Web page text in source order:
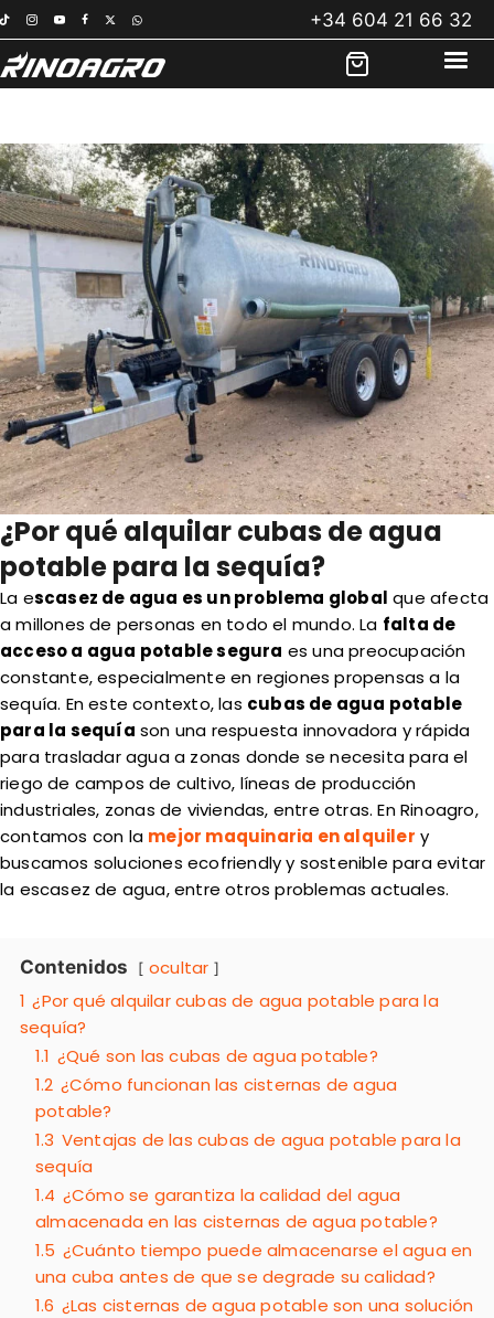
Saltar
al
contenido
+34 604 21 66 32
¿Por qué alquilar cubas de agua
potable para la sequía?
La escasez de agua es un problema global que afecta
a millones de personas en todo el mundo. La falta de
acceso a agua potable segura es una preocupación
constante, especialmente en regiones propensas a la
sequía. En este contexto, las cubas de agua potable
para la sequía son una respuesta innovadora y rápida
para trasladar agua a zonas donde se necesita para el
riego de campos de cultivo, líneas de producción
industriales, zonas de viviendas, entre otras. En Rinoagro,
contamos con la mejor maquinaria en alquiler y
buscamos soluciones ecofriendly y sostenible para evitar
la escasez de agua, entre otros problemas actuales.
Contenidos
ocultar
1 ¿Por qué alquilar cubas de agua potable para la
sequía?
1.1 ¿Qué son las cubas de agua potable?
1.2 ¿Cómo funcionan las cisternas de agua
potable?
1.3 Ventajas de las cubas de agua potable para la
sequía
1.4 ¿Cómo se garantiza la calidad del agua
almacenada en las cisternas de agua potable?
1.5 ¿Cuánto tiempo puede almacenarse el agua en
una cuba antes de que se degrade su calidad?
1.6 ¿Las cisternas de agua potable son una solución